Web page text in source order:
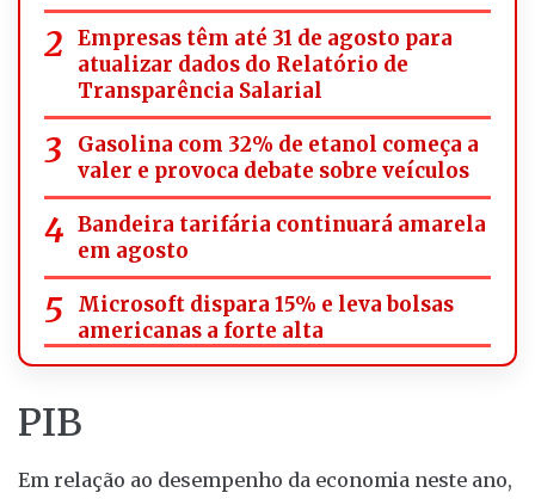
Empresas têm até 31 de agosto para
atualizar dados do Relatório de
Transparência Salarial
Gasolina com 32% de etanol começa a
valer e provoca debate sobre veículos
Bandeira tarifária continuará amarela
em agosto
Microsoft dispara 15% e leva bolsas
americanas a forte alta
PIB
Em relação ao desempenho da economia neste ano,